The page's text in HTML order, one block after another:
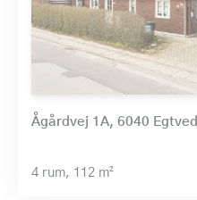
Ågårdvej 1A, 6040 Egtved
4 rum, 112 m²